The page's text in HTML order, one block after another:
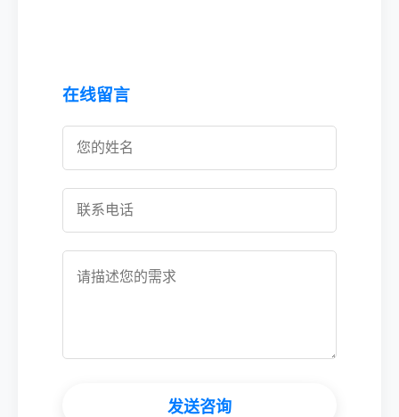
在线留言
发送咨询